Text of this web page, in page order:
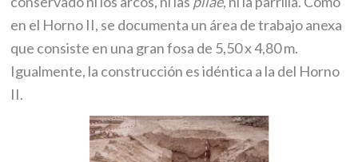
en el Horno II, se documenta un área de trabajo anexa
que consiste en una gran fosa de 5,50 x 4,80 m.
Igualmente, la construcción es idéntica a la del Horno
II.